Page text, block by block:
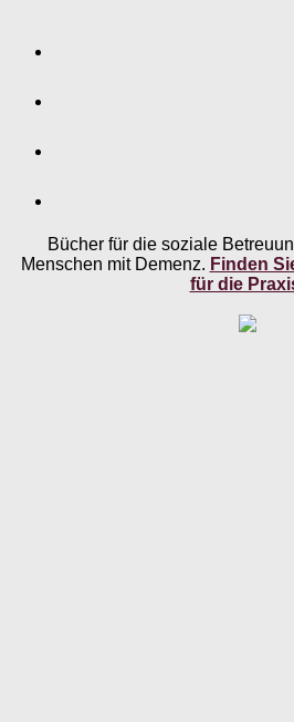
Bücher für die soziale
Menschen mit Demenz. Finden
für die